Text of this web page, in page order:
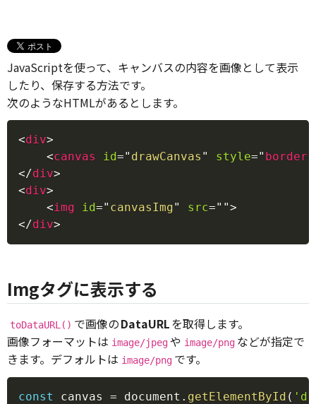
JavaScriptを使って、キャンバスの内容を画像として表示
したり、保存する方法です。
次のようなHTMLがあるとします。
<div>
<canvas id=" drawCanvas " style=" border
</div>
<div>
<img id=" canvasImg" src=" ">
</div>
Imgタグに表示する
toDataURL() で画像のDataURLを取得します。
画像フォーマットは image/jpeg や image/png などが指定で
きます。デフォルトは image/png です。
const canvas = document . getElementById (
Copy